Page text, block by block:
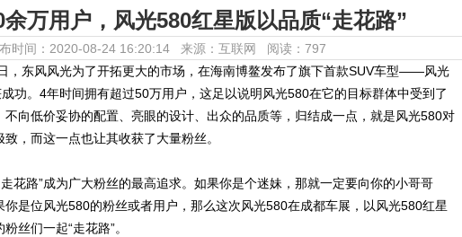
万用户，风光580红星版以品质“走花路”
时间：2020-08-24 16:20:14 来源：互联网 阅读：797
东风风光为了开拓更大的市场，在海南博鳌发布了旗下首款SUV车型——风光
功。4年时间拥有超过50万用户， 这足以说明风光580在它的目标群体中受到了
不向低价妥协的配置、亮眼的设计、出众的品质等，归结成一点，就是风光580对
，而这一点也让其收获了大量粉丝。
花路”成为广大粉丝的最高追求。 如果你是个迷妹，那就一定要向你的小哥哥
你是位风光580的粉丝或者用户，那么这次风光580在成都车展，以风光580红星
丝们一起“走花路”。